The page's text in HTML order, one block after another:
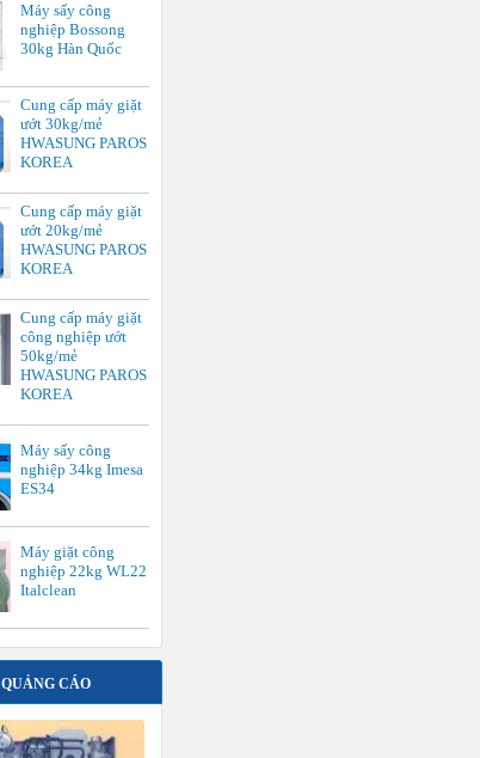
Máy sấy công
nghiệp Bossong
30kg Hàn Quốc
Cung cấp máy giặt
ướt 30kg/mẻ
HWASUNG PAROS
KOREA
Cung cấp máy giặt
ướt 20kg/mẻ
HWASUNG PAROS
KOREA
Cung cấp máy giặt
công nghiệp ướt
50kg/mẻ
HWASUNG PAROS
KOREA
Máy sấy công
nghiệp 34kg Imesa
ES34
Máy giặt công
nghiệp 22kg WL22
Italclean
QUẢNG CÁO